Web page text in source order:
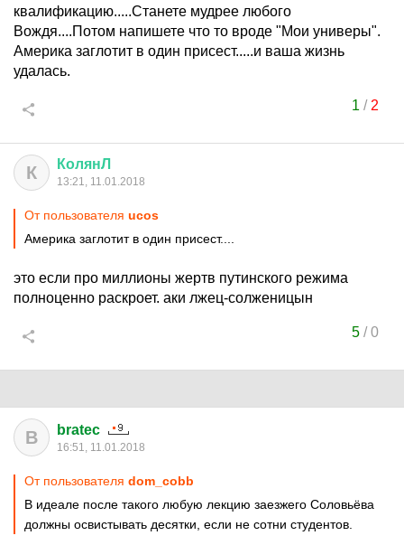
квалификацию.....Станете мудрее любого
Вождя....Потом напишете что то вроде "Мои универы".
Америка заглотит в один присест.....и ваша жизнь
удалась.
1 / 2
К КолянЛ
13:21, 11.01.2018
От пользователя ucos
Америка заглотит в один присест....
это если про миллионы жертв путинского режима
полноценно раскроет. аки лжец-солженицын
5/0
B bratec
16:51, 11.01.2018
От пользователя dom_cobb
В идеале после такого любую лекцию заезжего Соловьёва
должны освистывать десятки, если не сотни студентов.